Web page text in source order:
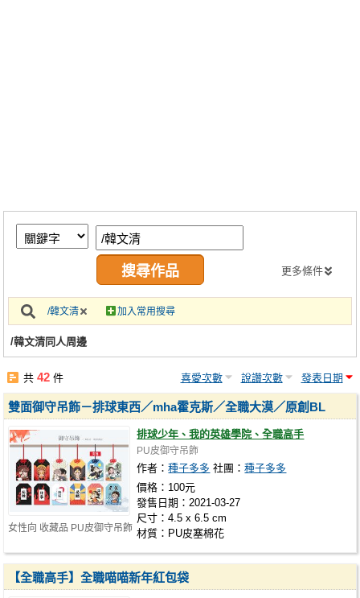
繪圖藝廊
交流中心
攤位轉讓區
會員功能選單
註冊會員
更多條件
/韓文清 加入常用搜尋
/韓文清同人周邊
共42 件 喜愛次數 說讚次數 發表日期
女性向 收藏品 PU皮御守吊飾
雙面御守吊飾－排球東西／mha霍克斯／全職大漠／原創BL
排球少年、我的英雄學院、全職高手
PU皮御守吊飾
作者：種子多多 社團：種子多多
價格：100元
發售日期：2021-03-27
尺寸：4.5 x 6.5 cm
材質：PU皮塞棉花
【全職高手】全職喵喵新年紅包袋